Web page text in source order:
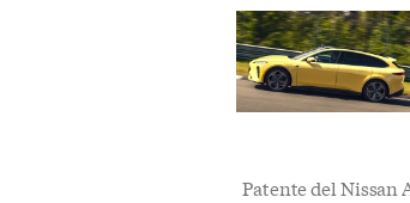
Patente del Nissan